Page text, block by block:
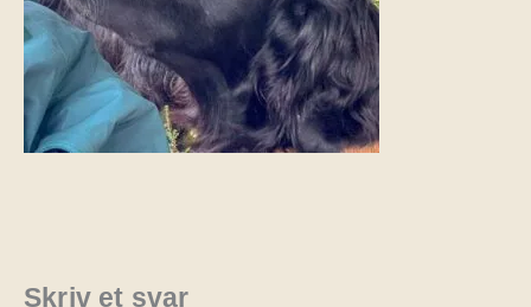
Skriv et svar